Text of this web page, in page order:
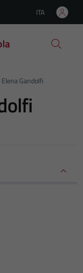
Lingua attiva:
ITA
Gandolfi